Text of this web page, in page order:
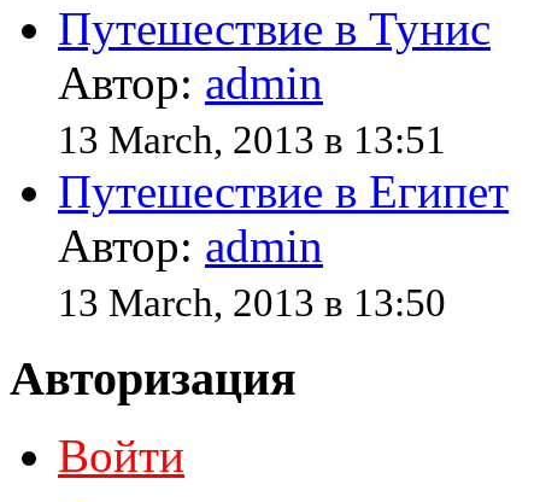
Путешествие в Тунис
Автор: admin
13 March, 2013 в 13:51
Путешествие в Египет
Автор: admin
13 March, 2013 в 13:50
Авторизация
Войти